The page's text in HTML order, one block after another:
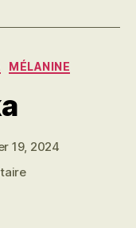
MÉLANINE
19, 2024
sur